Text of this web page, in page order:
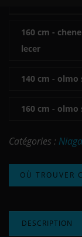
160 cm - chene
lecer
140 cm - olmo
160 cm - olmo
Catégories :
OÙ TROUVER
DESCRIPTION